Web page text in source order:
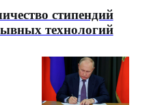
стипендий
технологий